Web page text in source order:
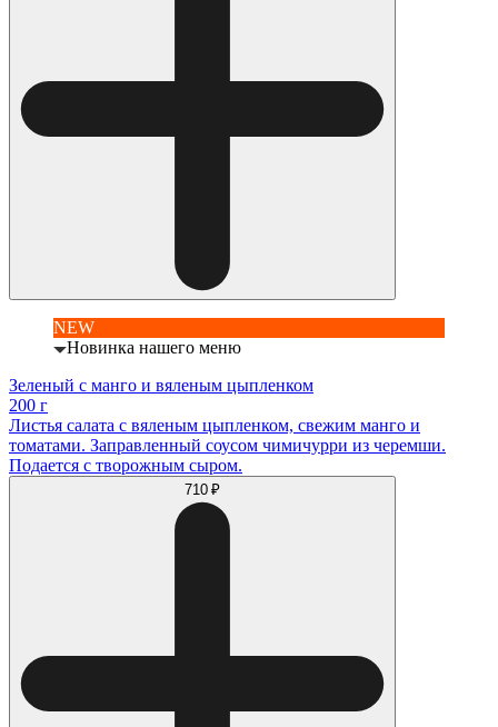
NEW
Новинка нашего меню
Зеленый с манго и вяленым цыпленком
200 г
Листья салата с вяленым цыпленком, свежим манго и
томатами. Заправленный соусом чимичурри из черемши.
Подается с творожным сыром.
710 ₽